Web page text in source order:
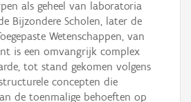
als geheel van laboratoria
Bijzondere Scholen, later de
Wetenschappen, van
is een omvangrijk complex
tot stand gekomen volgens
concepten die
de toenmalige behoeften op